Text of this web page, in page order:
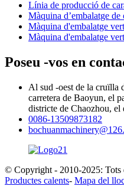
Línia de producció de
Màquina d’embalatge de
Màquina d'embalatge
Màquina d'embalatge
Poseu -vos en
Al sud -oest de la cruïlla
carretera de Baoyun, el
districte de Chaozhou,
0086-13509873182
© Copyright - 2010-2025: Tots
Productes calents- Mapa del